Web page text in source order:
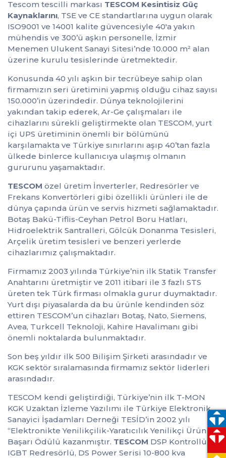
Tescom tescilli markası TESCOM Kesintisiz Güç
Kaynaklarını, TSE ve CE standartlarına uygun olarak
ISO9001 ve 14001 kalite güvencesiyle 40'a yakın
mühendis ve 300’ü aşkın personelle, İzmir
Menemen Ulukent Sanayi Sitesi’nde 10.000 m² alan
üzerine kurulu tesislerinde üretmektedir.
Konusunda 40 yılı aşkın bir tecrübeye sahip olan
firmamızın seri üretimini yapmış olduğu cihaz sayısı
150.000’in üzerindedir. Dünya teknolojilerini
yakından takip ederek, Ar-Ge çalışmaları ile
cihazlarını sürekli geliştirmekte olan TESCOM, yurt
içi UPS üretiminin önemli bir bölümünü
karşılamakta ve Türkiye sınırlarını aşıp 40’tan fazla
ülkede binlerce kullanıcıya ulaşmış olmanın
gururunu yaşamaktadır.
TESCOM özel üretim İnverterler, Redresörler ve
Frekans Konvertörleri gibi özellikli ürünleri ile de
dünya çapında ürün ve servis hizmeti sağlamaktadır.
Botaş Bakü-Tiflis-Ceyhan Petrol Boru Hatları,
Hidroelektrik Santralleri, Gölcük Donanma Tesisleri,
Arçelik üretim tesisleri ve benzeri yerlerde
cihazlarımız çalışmaktadır.
Firmamız 2003 yılında Türkiye’nin ilk Statik Transfer
Anahtarını üretmiştir ve 2011 itibari ile 3 fazlı STS
üreten tek Türk firması olmakla gurur duymaktadır.
Yurt dışı piyasalarda da bu ürünle kendinden söz
ettiren TESCOM’un cihazları Botaş, Nato, Siemens,
Avea, Turkcell Teknoloji, Kahire Havalimanı gibi
önemli noktalarda bulunmaktadır.
Son beş yıldır ilk 500 Bilişim Şirketi arasındadır ve
KGK sektör sıralamasında firmamız sektör liderleri
arasındadır.
TESCOM kendi geliştirdiği, Türkiye’nin ilk T-MON
KGK Uzaktan İzleme Yazılımı ile Türkiye Elektronik
Sanayici İşadamları Derneği TESİD’in 2002 yılı
“Elektronikte Yenilikçilik-Yaratıcılık Yenilikçi Ürün
Başarı Ödülü kazanmıştır. TESCOM DSP Kontrollü,
IGBT Redresörlü, DS Power Serisi 10-800 kva